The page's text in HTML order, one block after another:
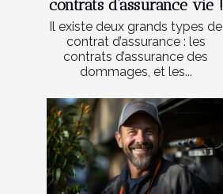
contrats d’assurance vie !
Il existe deux grands types de
contrat d’assurance : les
contrats d’assurance des
dommages, et les...